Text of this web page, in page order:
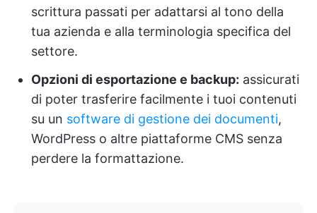
scrittura passati per adattarsi al tono della
tua azienda e alla terminologia specifica del
settore.
Opzioni di esportazione e backup: assicurati
di poter trasferire facilmente i tuoi contenuti
su un software di gestione dei documenti,
WordPress o altre piattaforme CMS senza
perdere la formattazione.